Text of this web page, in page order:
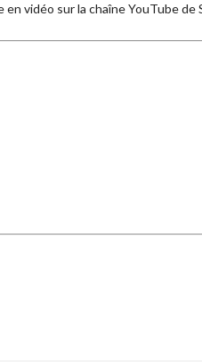
vidéo sur la chaîne YouTube de